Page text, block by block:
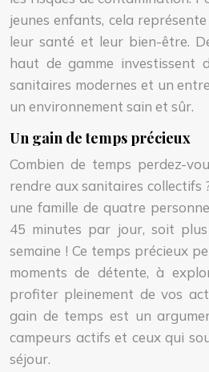
jeunes enfants, cela
leur santé et leur bien-être.
haut de gamme investissent
sanitaires modernes et un
un environnement sain et sûr.
Un gain de temps précieux
Combien de temps perdez-
rendre aux sanitaires collectifs
une famille de quatre
45 minutes par jour, soit
semaine ! Ce temps précieux
moments de détente, à
profiter pleinement de vos
gain de temps est un
campeurs actifs et ceux qui
séjour.